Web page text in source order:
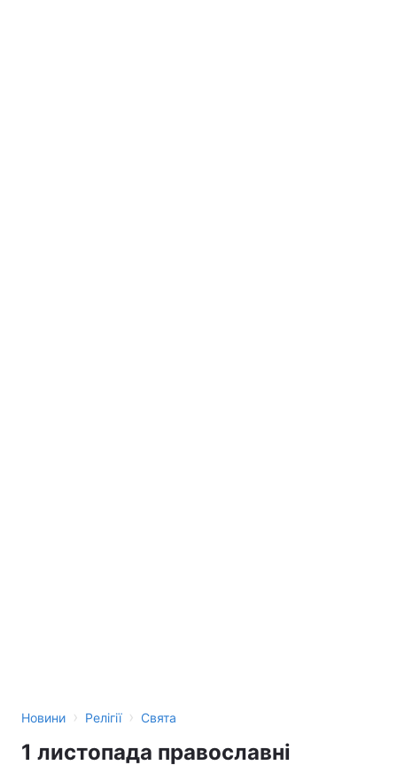
Новини › Релігії › Свята
1 листопада православні